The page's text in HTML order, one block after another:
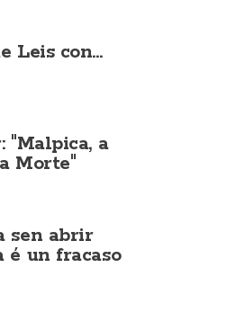
Leis con...
"Malpica, a
Morte"
sen abrir
é un fracaso